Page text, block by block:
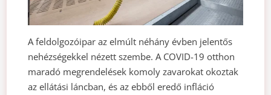
A feldolgozóipar az elmúlt néhány évben jelentős
nehézségekkel nézett szembe. A COVID-19 otthon
maradó megrendelések komoly zavarokat okoztak
az ellátási láncban, és az ebből eredő infláció